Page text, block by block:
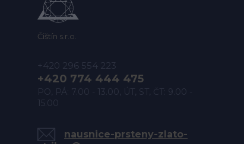
Čištín s.r.o.
+420 296 554 223
+420 774 444 475
PO, PÁ: 7.00 - 13.00, ÚT, ST, ČT: 9.00 -
15.00
nausnice-prsteny-zlato-